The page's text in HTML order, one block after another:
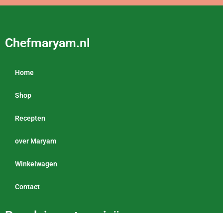
Chefmaryam.nl
Home
Shop
Recepten
over Maryam
Winkelwagen
Contact